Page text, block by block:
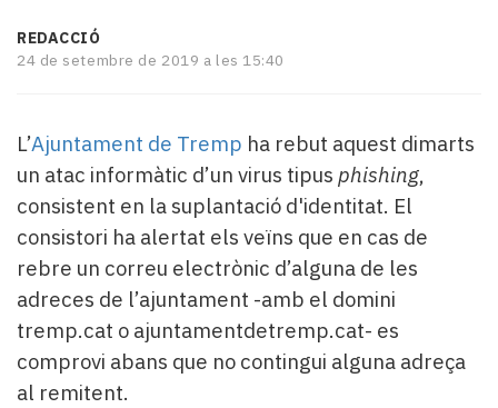
Cultura
Esports
TV
mitjans
El
temps
Reportatges
Entrevistes
Enquestes
A
escena!
Dis
REDACCIÓ
24 de setembre de 2019 a les 15:40
L’Ajuntament de Tremp ha rebut aquest dimarts
un atac informàtic d’un virus tipus phishing,
consistent en la suplantació d'identitat. El
consistori ha alertat els veïns que en cas de
rebre un correu electrònic d’alguna de les
adreces de l’ajuntament -amb el domini
tremp.cat o ajuntamentdetremp.cat- es
comprovi abans que no contingui alguna adreça
al remitent.